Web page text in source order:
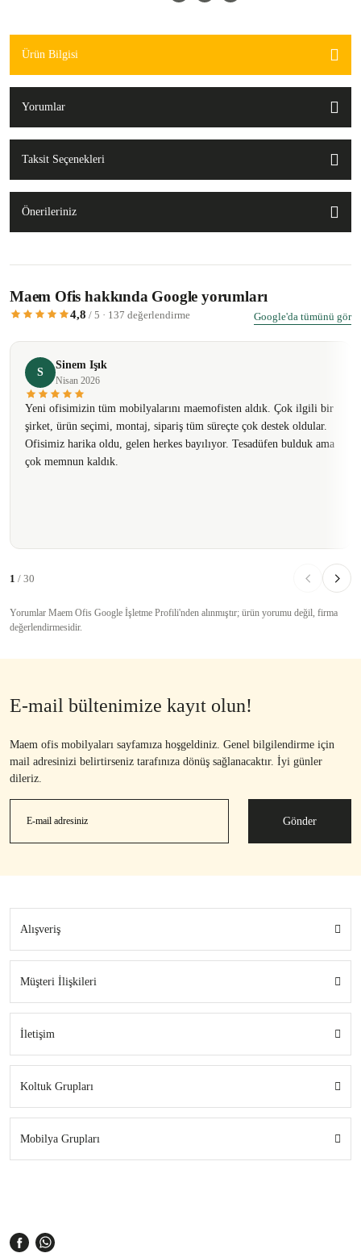
Ürün Bilgisi
Yorumlar
Taksit Seçenekleri
Önerileriniz
Maem Ofis hakkında Google yorumları
4,8 / 5 · 137 değerlendirme Google'da tümünü gör
S
Sinem Işık
Nisan 2026
Yeni ofisimizin tüm mobilyalarını maemofisten aldık. Çok ilgili bir
şirket, ürün seçimi, montaj, sipariş tüm süreçte çok destek oldular.
Ofisimiz harika oldu, gelen herkes bayılıyor. Tesadüfen bulduk ama
çok memnun kaldık.
1 / 30
Yorumlar Maem Ofis Google İşletme Profili'nden alınmıştır; ürün yorumu değil, firma
değerlendirmesidir.
E-mail bültenimize kayıt olun!
Maem ofis mobilyaları sayfamıza hoşgeldiniz. Genel bilgilendirme için
mail adresinizi belirtirseniz tarafınıza dönüş sağlanacaktır. İyi günler
dileriz.
Gönder
Alışveriş
Müşteri İlişkileri
İletişim
Koltuk Grupları
Mobilya Grupları